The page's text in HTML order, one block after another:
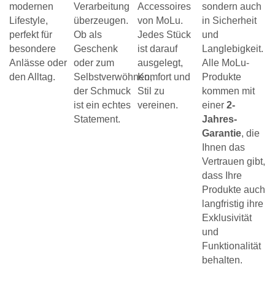
modernen
Lifestyle,
perfekt für
besondere
Anlässe oder
den Alltag.
Verarbeitung
überzeugen.
Ob als
Geschenk
oder zum
Selbstverwöhnen,
der Schmuck
ist ein echtes
Statement.
Accessoires
von MoLu.
Jedes Stück
ist darauf
ausgelegt,
Komfort und
Stil zu
vereinen.
sondern auch
in Sicherheit
und
Langlebigkeit.
Alle MoLu-
Produkte
kommen mit
einer 2-
Jahres-
Garantie, die
Ihnen das
Vertrauen gibt,
dass Ihre
Produkte auch
langfristig ihre
Exklusivität
und
Funktionalität
behalten.